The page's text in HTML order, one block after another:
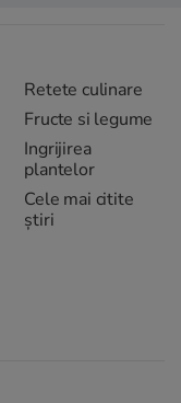
Retete culinare
Fructe si legume
Ingrijirea
plantelor
Cele mai citite
știri